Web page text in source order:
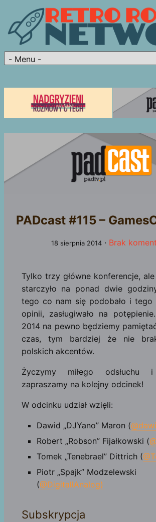
PADcast #115 –
18 sierpnia 2014· Brak
Tylko trzy główne konferencje,
starczyło na ponad dwie
tego co nam się podobało i tego
opinii, zasługiwało na
2014 na pewno będziemy
czas, tym bardziej że nie
polskich akcentów.
Życzymy miłego
zapraszamy na kolejny odcinek!
W odcinku udział wzięli:
Dawid „DJYano” Maron (
Robert „Robson” Fijałkowski (
Tomek „Tenebrael” Dittrich (
Piotr „Spajk” Modzelewski
(@DigitallAnalog)
Subskrypcja